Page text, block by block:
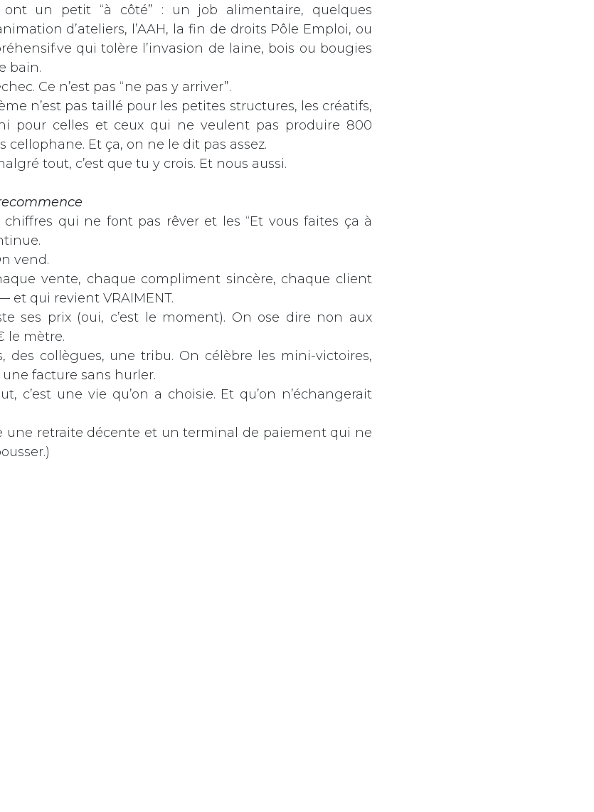
ont un petit “à côté” : un job alimentaire, quelques
d’ateliers, l’AAH, la fin de droits Pôle Emploi, ou
qui tolère l’invasion de laine, bois ou bougies
bain.
Ce n’est pas “ne pas y arriver”.
n’est pas taillé pour les petites structures, les créatifs,
pour celles et ceux qui ne veulent pas produire 800
cellophane. Et ça, on ne le dit pas assez.
tout, c’est que tu y crois. Et nous aussi.
qui ne font pas rêver et les “Et vous faites ça à
vend.
vente, chaque compliment sincère, chaque client
et qui revient VRAIMENT.
ses prix (oui, c’est le moment). On ose dire non aux
le mètre.
des collègues, une tribu. On célèbre les mini-victoires,
facture sans hurler.
c’est une vie qu’on a choisie. Et qu’on n’échangerait
une retraite décente et un terminal de paiement qui ne